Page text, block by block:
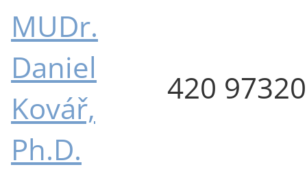
MUDr.
Daniel
Kovář,
Ph.D.
420